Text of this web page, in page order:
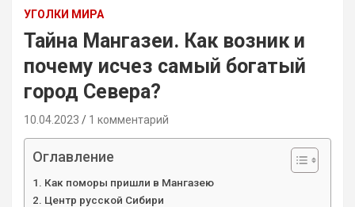
УГОЛКИ МИРА
Тайна Мангазеи. Как возник и
почему исчез самый богатый
город Севера?
10.04.2023 1 комментарий
Оглавление
Как поморы пришли в Мангазею
Центр русской Сибири